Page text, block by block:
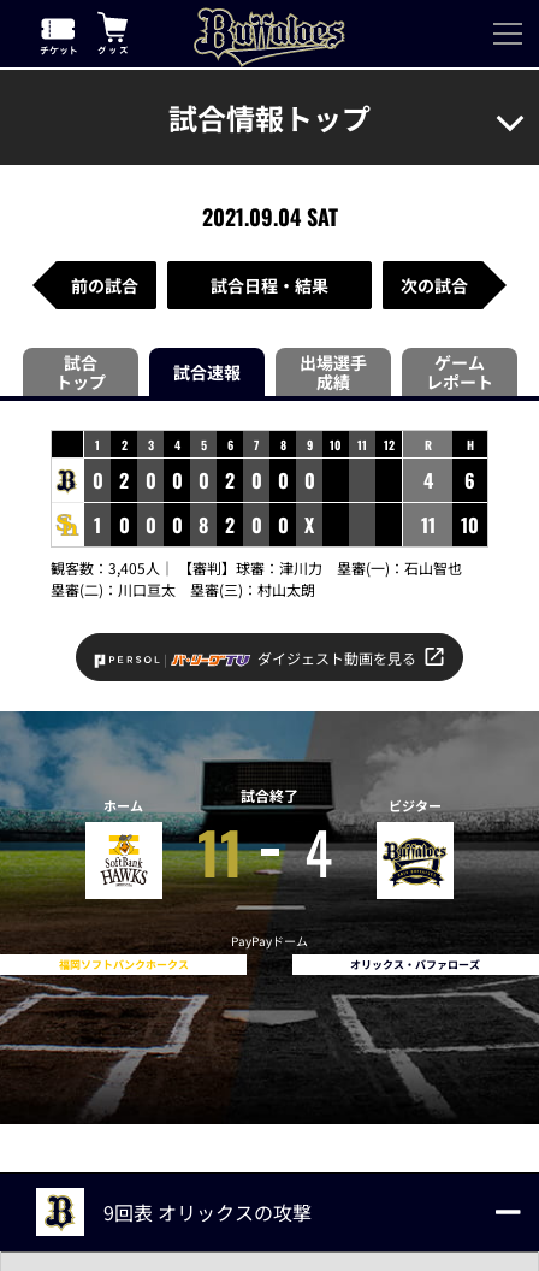
試合情報トップ
2021.09.04 SAT
前の試合 試合日程・結果 次の試合
試合
トップ
試合速報
出場選手
成績
ゲーム
レポート
1 2 3 4 5 6 7 8 9 10 11 12
0 2 0 0 0 2 0 0 0
1
0 0 0 8 2 0 0 X
R H
4
6
11
10
観客数：3,405人｜ 【審判】球審：津川力 塁審(一)：石山智也
塁審(二)：川口亘太 塁審(三)：村山太朗
ダイジェスト動画を見る
ホーム
福岡ソフトバンクホークス
試合終了
11 4
PayPayドーム
ビジター
オリックス・バファローズ
9回表 オリックスの攻撃